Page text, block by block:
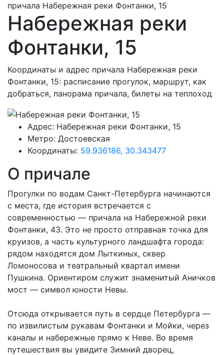
причала Набережная реки Фонтанки, 15
Набережная реки
Фонтанки, 15
Координаты и адрес причала Набережная реки
Фонтанки, 15: расписание прогулок, маршрут, как
добраться, панорама причала, билеты на теплоход
Адрес: Набережная реки Фонтанки, 15
Метро: Достоевская
Координаты: 59.936186, 30.343477
О причале
Прогулки по водам Санкт-Петербурга начинаются
с места, где история встречается с
современностью — причала на Набережной реки
Фонтанки, 43. Это не просто отправная точка для
круизов, а часть культурного ландшафта города:
рядом находятся дом Лыткиных, сквер
Ломоносова и театральный квартал имени
Пушкина. Ориентиром служит знаменитый Аничков
мост — символ юности Невы.
Отсюда открывается путь в сердце Петербурга —
по извилистым рукавам Фонтанки и Мойки, через
каналы и набережные прямо к Неве. Во время
путешествия вы увидите Зимний дворец,